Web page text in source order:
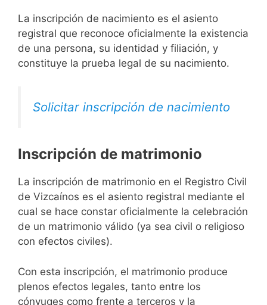
La inscripción de nacimiento es el asiento
registral que reconoce oficialmente la existencia
de una persona, su identidad y filiación, y
constituye la prueba legal de su nacimiento.
Solicitar inscripción de nacimiento
Inscripción de matrimonio
La inscripción de matrimonio en el Registro Civil
de Vizcaínos es el asiento registral mediante el
cual se hace constar oficialmente la celebración
de un matrimonio válido (ya sea civil o religioso
con efectos civiles).
Con esta inscripción, el matrimonio produce
plenos efectos legales, tanto entre los
cónyuges como frente a terceros y la